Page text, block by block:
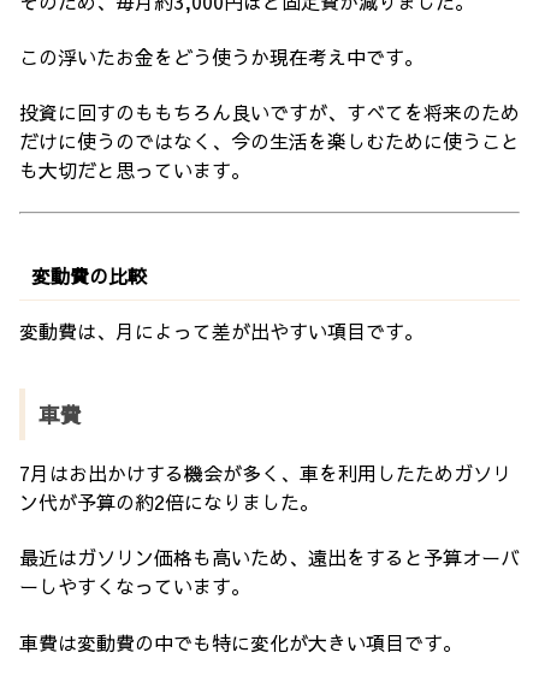
この浮いたお金をどう使うか現在考え中です。
投資に回すのももちろん良いですが、すべてを将来のため
だけに使うのではなく、今の生活を楽しむために使うこと
も大切だと思っています。
変動費の比較
変動費は、月によって差が出やすい項目です。
車費
7月はお出かけする機会が多く、車を利用したためガソリ
ン代が予算の約2倍になりました。
最近はガソリン価格も高いため、遠出をすると予算オーバ
ーしやすくなっています。
車費は変動費の中でも特に変化が大きい項目です。